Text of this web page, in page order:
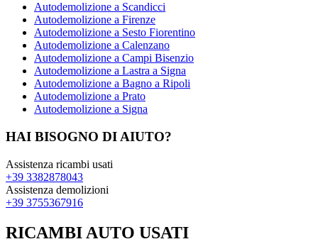
Autodemolizione a Scandicci
Autodemolizione a Firenze
Autodemolizione a Sesto Fiorentino
Autodemolizione a Calenzano
Autodemolizione a Campi Bisenzio
Autodemolizione a Lastra a Signa
Autodemolizione a Bagno a Ripoli
Autodemolizione a Prato
Autodemolizione a Signa
HAI BISOGNO DI AIUTO?
Assistenza ricambi usati
+39 3382878043
Assistenza demolizioni
+39 3755367916
RICAMBI AUTO USATI